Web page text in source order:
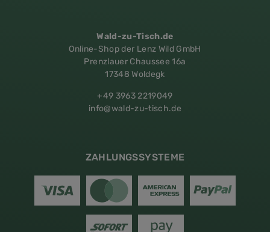
Wald-zu-Tisch.de
Online-Shop der Lenz Wild GmbH
Prenzlauer Chaussee 16a
17348 Woldegk
+49 3963 2219049
info@wald-zu-tisch.de
ZAHLUNGSSYSTEME